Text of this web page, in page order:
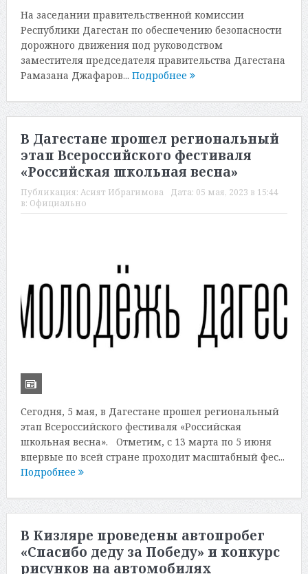
На заседании правительственной комиссии
Республики Дагестан по обеспечению безопасности
дорожного движения под руководством
заместителя председателя правительства Дагестана
Рамазана Джафаров... Подробнее
В Дагестане прошел региональный
этап Всероссийского фестиваля
«Российская школьная весна»
Публикация: Асият Ибрагимова Дата: 05 мая, 2023 в 15:44
в: Официально
Сегодня, 5 мая, в Дагестане прошел региональный
этап Всероссийского фестиваля «Российская
школьная весна». Отметим, с 13 марта по 5 июня
впервые по всей стране проходит масштабный фес...
Подробнее
В Кизляре проведены автопробег
«Спасибо деду за Победу» и конкурс
рисунков на автомобилях